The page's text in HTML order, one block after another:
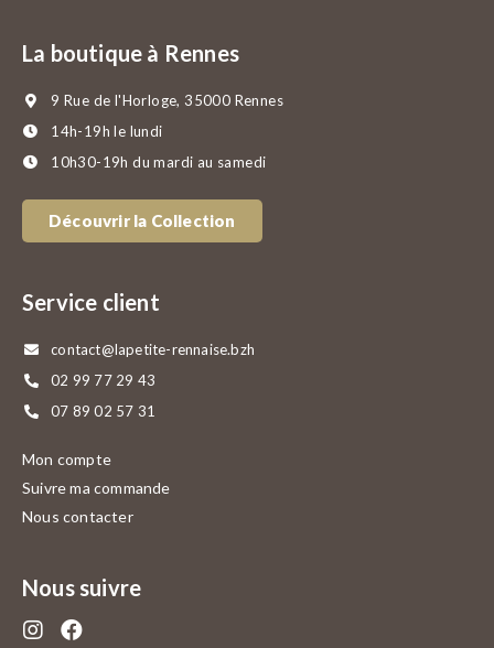
La boutique à Rennes
9 Rue de l'Horloge, 35000 Rennes
14h-19h le lundi
10h30-19h du mardi au samedi
Découvrir la Collection
Service client
contact@lapetite-rennaise.bzh
02 99 77 29 43
07 89 02 57 31
Mon compte
Suivre ma commande
Nous contacter
Nous suivre